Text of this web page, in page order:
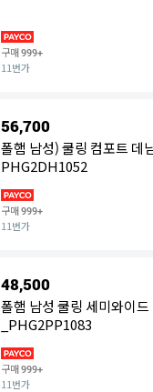
구매999+
11번가
56,700
폴햄 남성) 쿨링 컴포트 데
PHG2DH1052
구매999+
11번가
48,500
폴햄 남성 쿨링 세미와이드
_PHG2PP1083
구매999+
11번가